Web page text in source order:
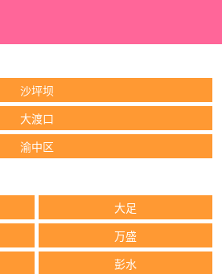
沙坪坝
大渡口
渝中区
大足
万盛
彭水